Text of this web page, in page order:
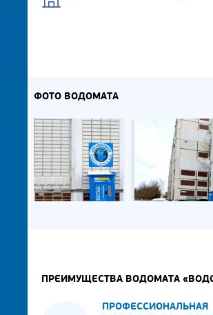
ФОТО ВОДОМАТА
ПРЕИМУЩЕСТВА ВОДОМАТА
ПРОФЕССИОНАЛЬНАЯ